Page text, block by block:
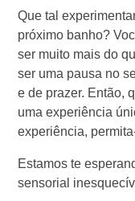
Que tal
próximo banho?
ser muito mais do
ser uma pausa no
e de prazer. Então,
uma experiência
experiência,
Estamos te
sensorial